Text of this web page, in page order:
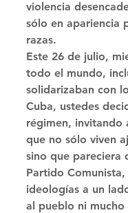
violencia
sólo en apariencia
razas.
Este 26 de julio,
todo el mundo,
solidarizaban con
Cuba, ustedes
régimen, invitando
que no sólo viven
sino que pareciera
Partido
ideologías a un
al pueblo ni mucho